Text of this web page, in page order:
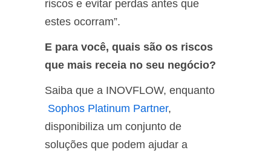
riscos e evitar perdas antes que
estes ocorram”.
E para você, quais são os riscos
que mais receia no seu negócio?
Saiba que a INOVFLOW, enquanto
Sophos Platinum Partner,
disponibiliza um conjunto de
soluções que podem ajudar a